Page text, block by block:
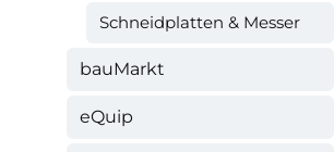
Schneidplatten & Messer
bauMarkt
eQuip